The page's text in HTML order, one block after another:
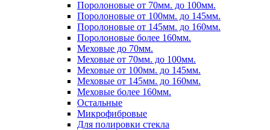
Поролоновые от 70мм. до 100мм.
Поролоновые от 100мм. до 145мм.
Поролоновые от 145мм. до 160мм.
Поролоновые более 160мм.
Меховые до 70мм.
Меховые от 70мм. до 100мм.
Меховые от 100мм. до 145мм.
Меховые от 145мм. до 160мм.
Меховые более 160мм.
Остальные
Микрофибровые
Для полировки стекла